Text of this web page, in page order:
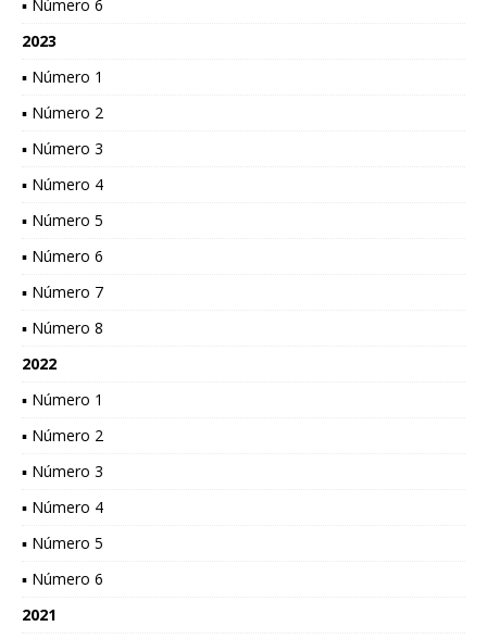
▪ Número 6
2023
▪ Número 1
▪ Número 2
▪ Número 3
▪ Número 4
▪ Número 5
▪ Número 6
▪ Número 7
▪ Número 8
2022
▪ Número 1
▪ Número 2
▪ Número 3
▪ Número 4
▪ Número 5
▪ Número 6
2021